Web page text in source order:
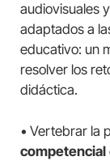
audiovisuales
adaptados a
educativo: un
resolver los
didáctica.
• Vertebrar la
competencial